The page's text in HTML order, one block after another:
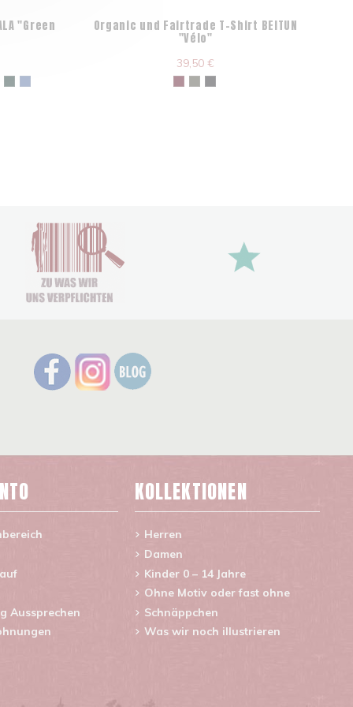
"Green Organic und Fairtrade T-Shirt BEITUN
"Vélo"
39,50 €
Aussprechen
KOLLEKTIONEN
Herren
Damen
Kinder 0 – 14 Jahre
Ohne Motiv oder fast ohne
Schnäppchen
Was wir noch illustrieren